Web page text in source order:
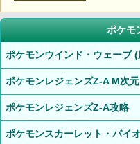
ポケモ
ポケモンウインド・ウェーブ
ポケモンレジェンズZ-A M次
ポケモンレジェンズZ-A攻略
ポケモンスカーレット・バイ